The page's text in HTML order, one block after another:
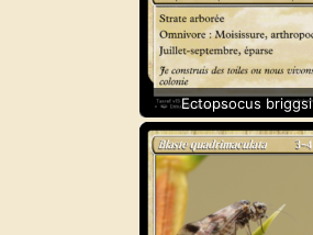
Ectopsocus briggsi